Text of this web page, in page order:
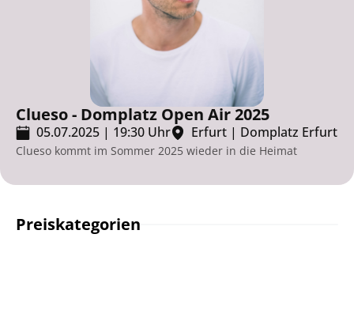
Clueso - Domplatz Open Air 2025
05.07.2025 | 19:30 Uhr Erfurt | Domplatz Erfurt
Clueso kommt im Sommer 2025 wieder in die Heimat
Preiskategorien